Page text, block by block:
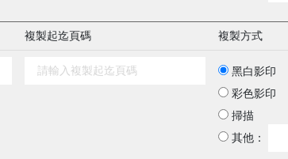
複製起迄頁碼 複製方式
黑白影印
彩色影印
掃描
其他：